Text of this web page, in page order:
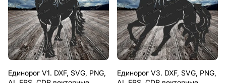
Единорог V1. DXF, SVG, PNG,
Единорог V3. DXF, SVG, PNG,